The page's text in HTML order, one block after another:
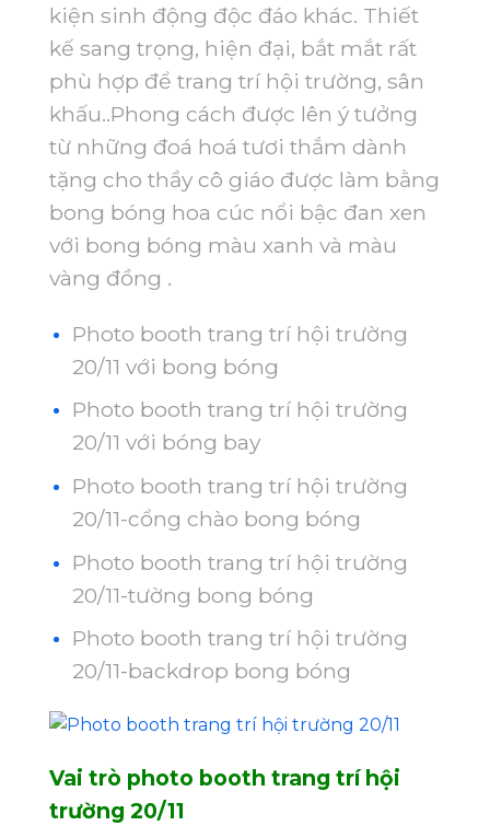
kiện sinh động độc đáo khác. Thiết
kế sang trọng, hiện đại, bắt mắt rất
phù hợp để trang trí hội trường, sân
khấu..Phong cách được lên ý tưởng
từ những đoá hoá tươi thắm dành
tặng cho thầy cô giáo được làm bằng
bong bóng hoa cúc nổi bậc đan xen
với bong bóng màu xanh và màu
vàng đồng .
Photo booth trang trí hội trường
20/11 với bong bóng
Photo booth trang trí hội trường
20/11 với bóng bay
Photo booth trang trí hội trường
20/11-cổng chào bong bóng
Photo booth trang trí hội trường
20/11-tường bong bóng
Photo booth trang trí hội trường
20/11-backdrop bong bóng
Vai trò photo booth trang trí hội
trường 20/11